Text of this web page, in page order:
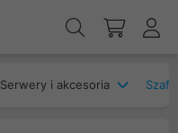
Serwery i akcesoria